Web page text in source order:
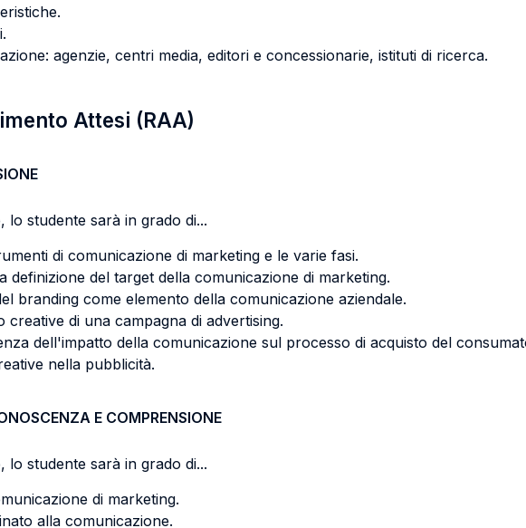
agenzie, centri media, editori e concessionarie, istituti di ricerca.
Attesi (RAA)
lo studente sarà in grado di...
di comunicazione di marketing e le varie fasi.
definizione del target della comunicazione di marketing.
branding come elemento della comunicazione aziendale.
di una campagna di advertising.
dell'impatto della comunicazione sul processo di acquisto del
nella pubblicità.
E COMPRENSIONE
lo studente sarà in grado di...
di marketing.
alla comunicazione.